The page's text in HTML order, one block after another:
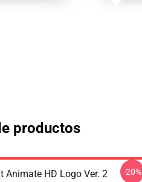
productos
Animate HD Logo Ver. 2
-20%